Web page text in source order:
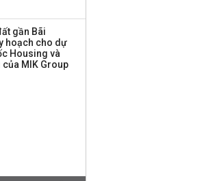
gần Bãi
hoạch cho dự
Housing và
MIK Group